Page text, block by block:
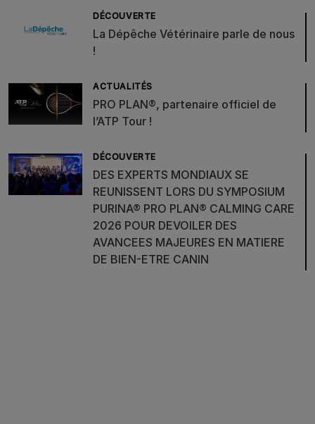
DÉCOUVERTE
La Dépêche Vétérinaire parle de nous
!
ACTUALITÉS
PRO PLAN®, partenaire officiel de
l’ATP Tour !
DÉCOUVERTE
DES EXPERTS MONDIAUX SE
REUNISSENT LORS DU SYMPOSIUM
PURINA® PRO PLAN® CALMING CARE
2026 POUR DEVOILER DES
AVANCEES MAJEURES EN MATIERE
DE BIEN-ETRE CANIN